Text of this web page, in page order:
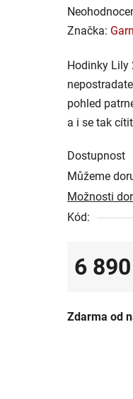
Průměrné
hodnocení
je
0,0
z
5
Značka:
Hodinky Lily
pohled
a i se tak
Dostupnost
Můžeme
Možnosti
Kód:
6
Zdarma od